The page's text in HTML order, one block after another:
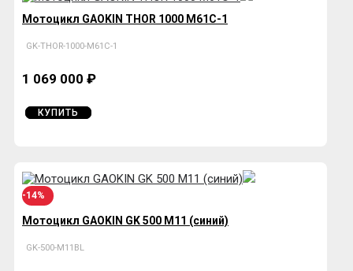
Мотоцикл GAOKIN THOR 1000 M61C-1
GK-THOR-1000-M61C-1
1 069 000 ₽
КУПИТЬ
-14%
Мотоцикл GAOKIN GK 500 М11 (синий)
GK-500-М11BL